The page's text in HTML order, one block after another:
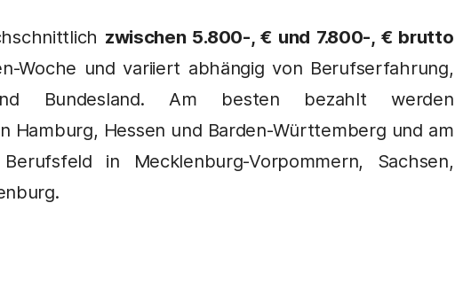
zwischen 5.800-, € und 7.800-, € brutto
Woche und variiert abhängig von Berufserfahrung,
Bundesland. Am besten bezahlt werden
Hamburg, Hessen und Barden-Württemberg und am
in Mecklenburg-Vorpommern, Sachsen,